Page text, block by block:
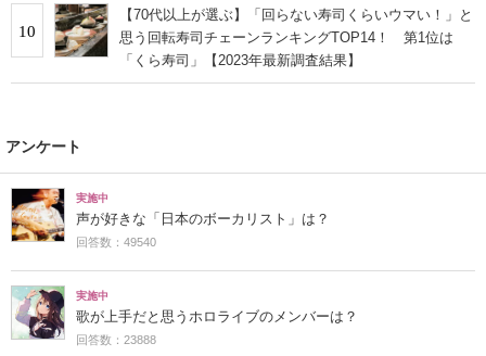
10
【70代以上が選ぶ】「回らない寿司くらいウマい！」と
思う回転寿司チェーンランキングTOP14！ 第1位は
「くら寿司」【2023年最新調査結果】
アンケート
実施中
声が好きな「日本のボーカリスト」は？
回答数：49540
実施中
歌が上手だと思うホロライブのメンバーは？
回答数：23888